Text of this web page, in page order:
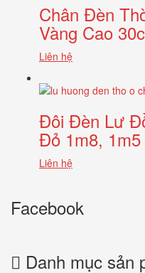
Chân Đèn
Vàng Cao
Liên hệ
Đôi Đèn Lư
Đỏ 1m8, 1m5
Liên hệ
Facebook
Danh mục sản